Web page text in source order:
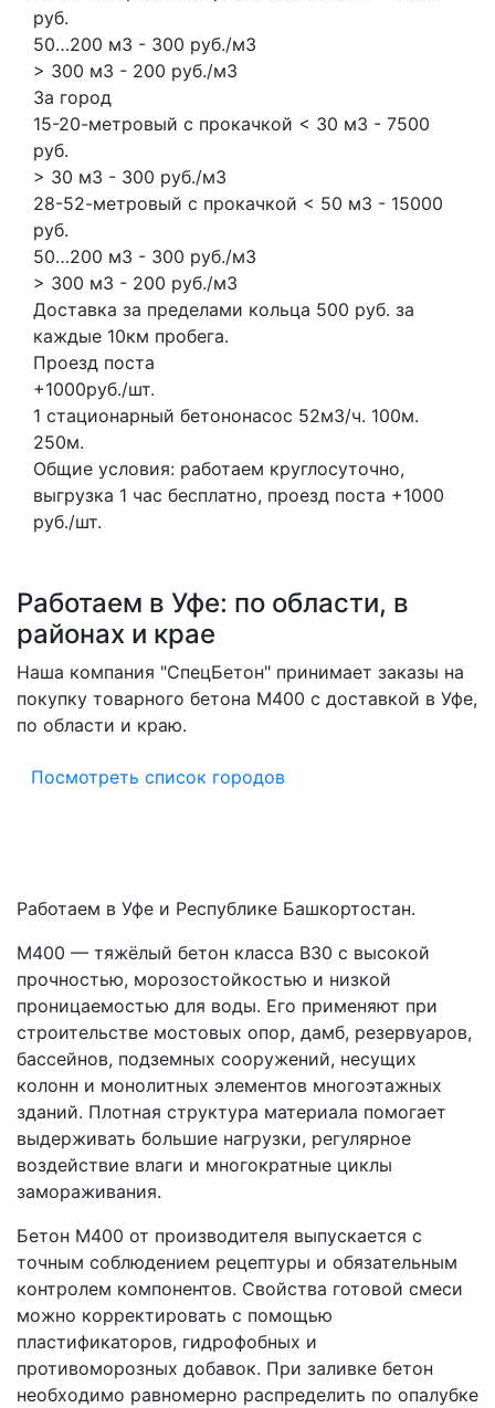
руб.
50…200 м3 - 300 руб./м3
> 300 м3 - 200 руб./м3
За город
15-20-метровый с прокачкой < 30 м3 - 7500
руб.
> 30 м3 - 300 руб./м3
28-52-метровый с прокачкой < 50 м3 - 15000
руб.
50…200 м3 - 300 руб./м3
> 300 м3 - 200 руб./м3
Доставка за пределами кольца 500 руб. за
каждые 10км пробега.
Проезд поста
+1000руб./шт.
1 стационарный бетононасос 52м3/ч. 100м.
250м.
Общие условия: работаем круглосуточно,
выгрузка 1 час бесплатно, проезд поста +1000
руб./шт.
Работаем в Уфе: по области, в
районах и крае
Наша компания "СпецБетон" принимает заказы на
покупку товарного бетона M400 с доставкой в Уфе,
по области и краю.
Посмотреть список городов
Работаем в Уфе и Республике Башкортостан.
М400 — тяжёлый бетон класса В30 с высокой
прочностью, морозостойкостью и низкой
проницаемостью для воды. Его применяют при
строительстве мостовых опор, дамб, резервуаров,
бассейнов, подземных сооружений, несущих
колонн и монолитных элементов многоэтажных
зданий. Плотная структура материала помогает
выдерживать большие нагрузки, регулярное
воздействие влаги и многократные циклы
замораживания.
Бетон М400 от производителя выпускается с
точным соблюдением рецептуры и обязательным
контролем компонентов. Свойства готовой смеси
можно корректировать с помощью
пластификаторов, гидрофобных и
противоморозных добавок. При заливке бетон
необходимо равномерно распределить по опалубке